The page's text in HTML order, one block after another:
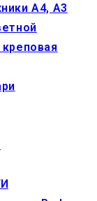
А4, А3